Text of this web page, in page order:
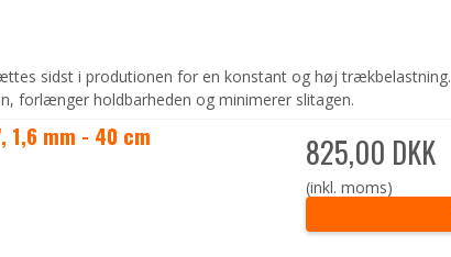
sidst i produtionen for en konstant og høj trækbelastning.
forlænger holdbarheden og minimerer slitagen.
1,6 mm - 40 cm 825,00 DKK
(inkl. moms)